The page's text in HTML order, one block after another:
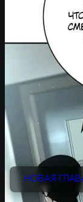
НОВАЯ